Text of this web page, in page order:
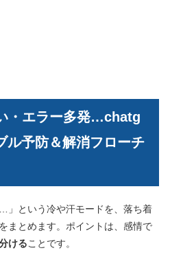
・エラー多発…chatg
ル予防＆解消フローチ
」という冷や汗モードを、落ち着
まとめます。ポイントは、感情で
けることです。